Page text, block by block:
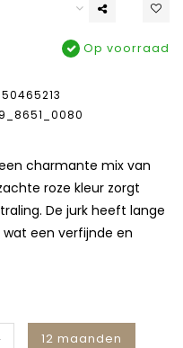
Op voorraad
charmante mix van
roze kleur zorgt
De jurk heeft lange
wat een verfijnde en
12 maanden